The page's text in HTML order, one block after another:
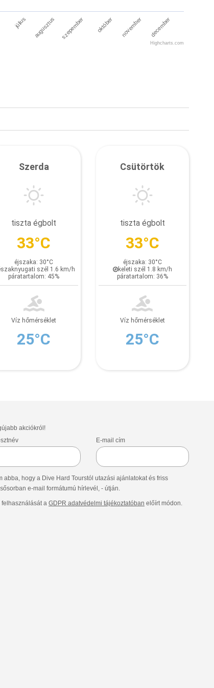
július augusztus szepember október november december
Highcharts.com
Szerda
tiszta égbolt
33°C
éjszaka: 30°C
szél 1.6 km/h
páratartalom: 45%
Víz hőmérséklet
25°C
Csütörtök
tiszta égbolt
33°C
éjszaka: 30°C
keleti szél 1.8 km/h
páratartalom: 36%
Víz hőmérséklet
25°C
akciókról!
E-mail cím
hogy a Dive Hard Tourstól utazási ajánlatokat és friss
e-mail formátumú hírlevél, - útján.
a GDPR adatvédelmi tájékoztatóban előírt módon.